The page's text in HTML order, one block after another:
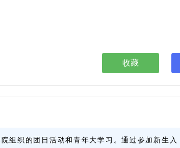
收藏
组织的团日活动和青年大学习。通过参加新生入